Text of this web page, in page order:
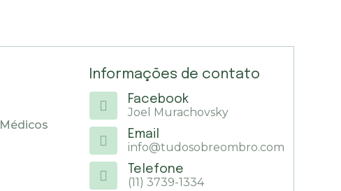
Informações de contato
Facebook
Joel Murachovsky
Email
info@tudosobreombro.com
Telefone
(11) 3739-1334